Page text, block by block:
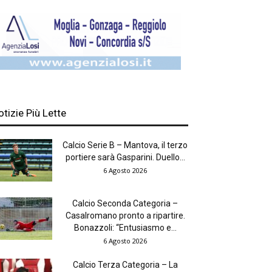
Più Lette
Calcio Serie B – Mantova, il terzo
portiere sarà Gasparini. Duello...
6 Agosto 2026
Calcio Seconda Categoria –
Casalromano pronto a ripartire.
Bonazzoli: “Entusiasmo e...
6 Agosto 2026
Calcio Terza Categoria – La